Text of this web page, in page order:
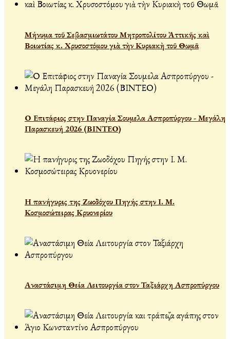
Μήνυμα τοῦ Σεβασμιωτάτου Μητροπολίτου Ἀττικῆς καὶ
Βοιωτίας κ. Χρυσοστόμου γιὰ τὴν Κυριακὴ τοῦ Θωμᾶ
Ο Επιτάφιος στην Παναγία Σουμελα Ασπροπύργου - Μεγάλη
Παρασκευή 2026 (ΒΙΝΤΕΟ)
Η πανήγυρις της Ζωοδόχου Πηγής στην Ι. Μ.
Κοσμοσώτειρας Κρυονερίου
Αναστάσιμη Θεία Λειτουργία στον Ταξιάρχη Ασπροπύργου